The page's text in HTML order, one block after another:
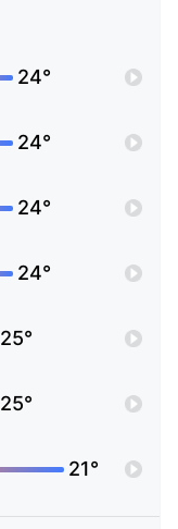
24°
24°
24°
24°
25°
25°
21°